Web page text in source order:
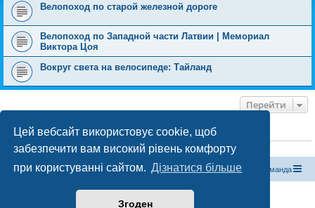
Цей вебсайт використовує cookie, щоб
забезпечити вам високий рівень комфорту
при користуванні сайтом. Дізнатися більше
Згоден
Велопоход по старой железной дороге
Велопоход по Западной части Латвии | Мемориал
Виктора Цоя
Вокруг света на велосипеде: Тайланд
Перейти
ХТО ЗАРАЗ ОНЛАЙН
Зараз переглядають цей форум:ClaudeBot [бот ШІ]і 0 гостей
Магазин спорядження Туристичний форум «Рюкзак» Команда
Працює на phpBB® Forum Software © phpBB Limited